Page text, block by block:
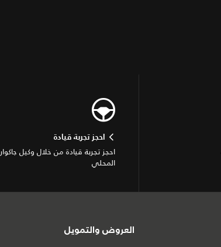
احجز تجربة قيادة
احجز تجربة قيادة من خلال وكيل جاكوار
المحلي
العروض والتمويل